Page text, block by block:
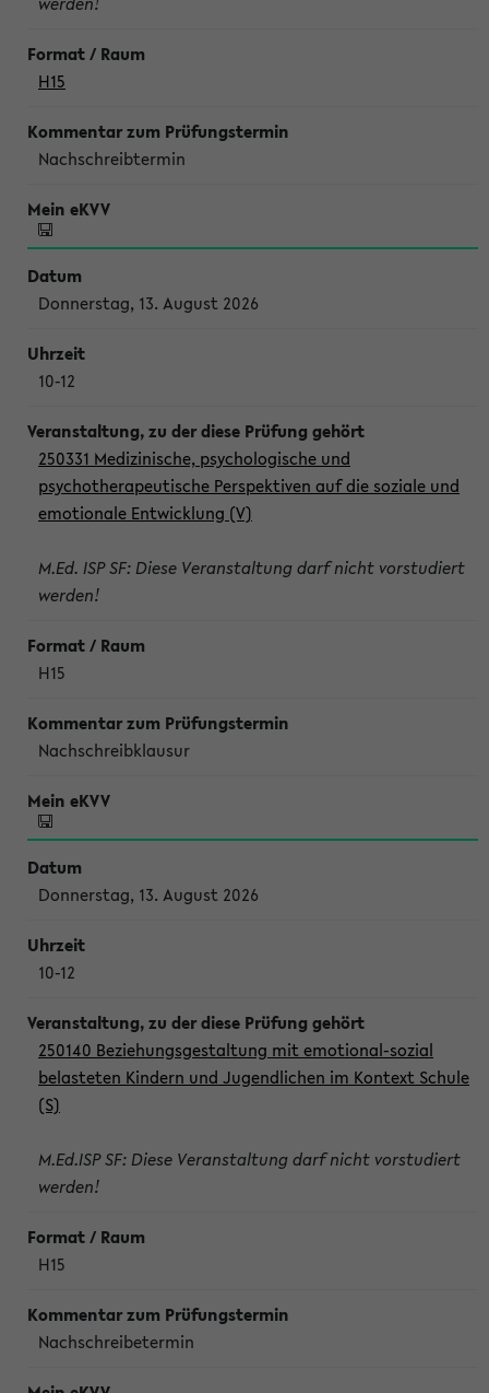
H15
Nachschreibtermin
Donnerstag, 13. August 2026
10-12
250331 Medizinische, psychologische und
psychotherapeutische Perspektiven auf die soziale und
emotionale Entwicklung (V)
M.Ed. ISP SF: Diese Veranstaltung darf nicht vorstudiert
werden!
H15
Nachschreibklausur
Donnerstag, 13. August 2026
10-12
250140 Beziehungsgestaltung mit emotional-sozial
belasteten Kindern und Jugendlichen im Kontext Schule
(S)
M.Ed.ISP SF: Diese Veranstaltung darf nicht vorstudiert
werden!
H15
Nachschreibetermin